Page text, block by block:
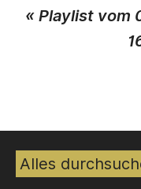
« Playlist vom
Suche